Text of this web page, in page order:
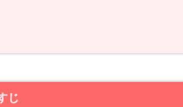
小説執筆依頼！
じ